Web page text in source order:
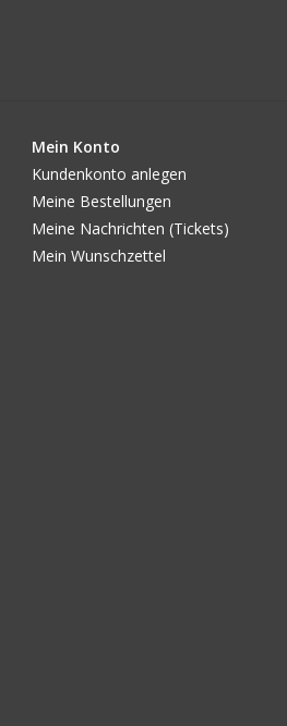
Mein Konto
Kundenkonto anlegen
Meine Bestellungen
Meine Nachrichten (Tickets)
Mein Wunschzettel